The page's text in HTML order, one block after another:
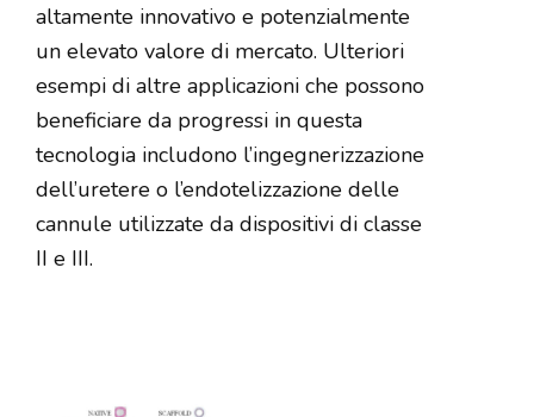
altamente innovativo e potenzialmente
un elevato valore di mercato. Ulteriori
esempi di altre applicazioni che possono
beneficiare da progressi in questa
tecnologia includono l’ingegnerizzazione
dell’uretere o l’endotelizzazione delle
cannule utilizzate da dispositivi di classe
II e III.